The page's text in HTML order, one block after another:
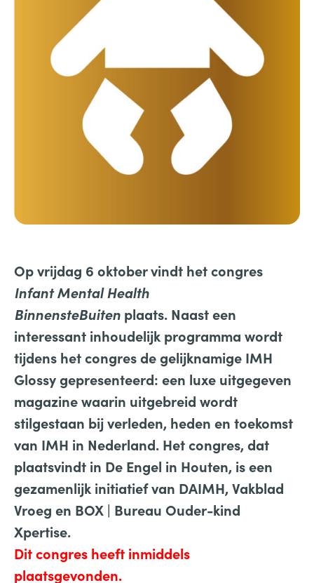
Op vrijdag 6 oktober vindt het congres
Infant Mental Health
BinnensteBuiten plaats. Naast een
interessant inhoudelijk programma wordt
tijdens het congres de gelijknamige IMH
Glossy gepresenteerd: een luxe uitgegeven
magazine waarin uitgebreid wordt
stilgestaan bij verleden, heden en toekomst
van IMH in Nederland. Het congres, dat
plaatsvindt in De Engel in Houten, is een
gezamenlijk initiatief van DAIMH, Vakblad
Vroeg en BOX | Bureau Ouder-kind
Xpertise.
Dit congres heeft inmiddels
plaatsgevonden.